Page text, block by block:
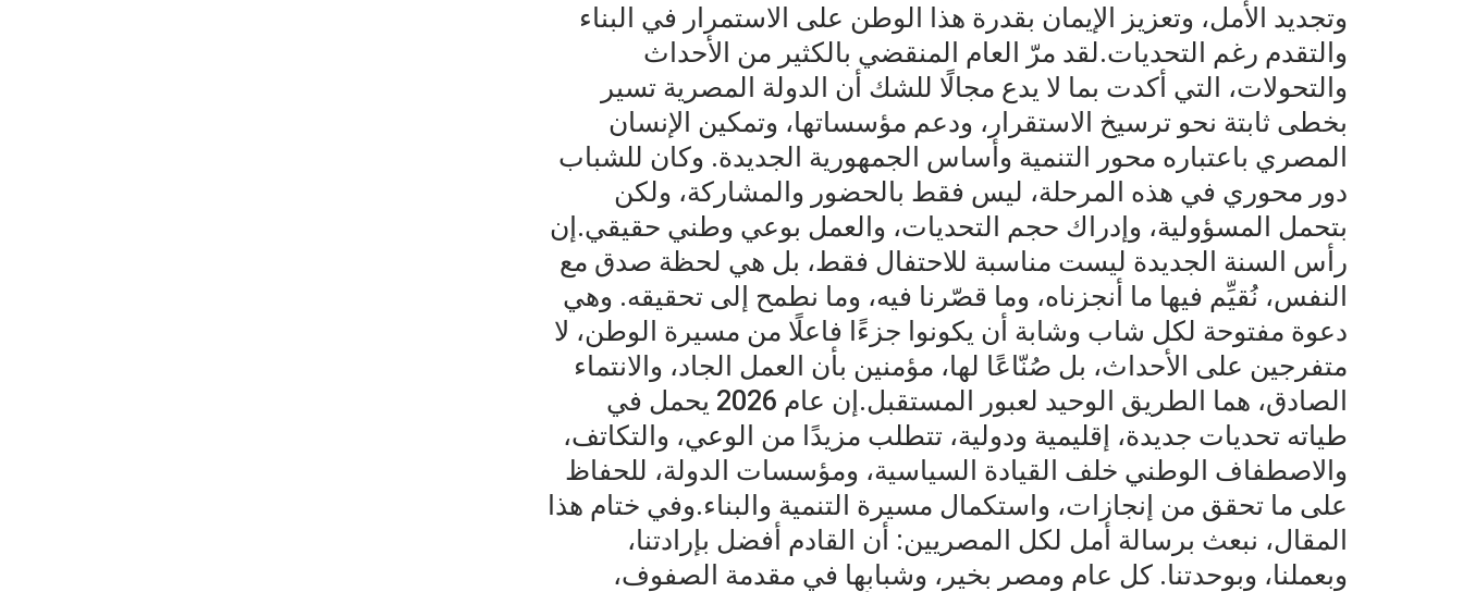
وتجديد الأمل، وتعزيز الإيمان بقدرة هذا الوطن على الاستمرار في البناء
والتقدم رغم التحديات.لقد مرّ العام المنقضي بالكثير من الأحداث
والتحولات، التي أكدت بما لا يدع مجالًا للشك أن الدولة المصرية تسير
بخطى ثابتة نحو ترسيخ الاستقرار، ودعم مؤسساتها، وتمكين الإنسان
المصري باعتباره محور التنمية وأساس الجمهورية الجديدة. وكان للشباب
دور محوري في هذه المرحلة، ليس فقط بالحضور والمشاركة، ولكن
بتحمل المسؤولية، وإدراك حجم التحديات، والعمل بوعي وطني حقيقي.إن
رأس السنة الجديدة ليست مناسبة للاحتفال فقط، بل هي لحظة صدق مع
النفس، نُقيِّم فيها ما أنجزناه، وما قصّرنا فيه، وما نطمح إلى تحقيقه. وهي
دعوة مفتوحة لكل شاب وشابة أن يكونوا جزءًا فاعلًا من مسيرة الوطن، لا
متفرجين على الأحداث، بل صُنّاعًا لها، مؤمنين بأن العمل الجاد، والانتماء
الصادق، هما الطريق الوحيد لعبور المستقبل.إن عام 2026 يحمل في
طياته تحديات جديدة، إقليمية ودولية، تتطلب مزيدًا من الوعي، والتكاتف،
والاصطفاف الوطني خلف القيادة السياسية، ومؤسسات الدولة، للحفاظ
على ما تحقق من إنجازات، واستكمال مسيرة التنمية والبناء.وفي ختام هذا
المقال، نبعث برسالة أمل لكل المصريين: أن القادم أفضل بإرادتنا،
وبعملنا، وبوحدتنا. كل عام ومصر بخير، وشبابها في مقدمة الصفوف،